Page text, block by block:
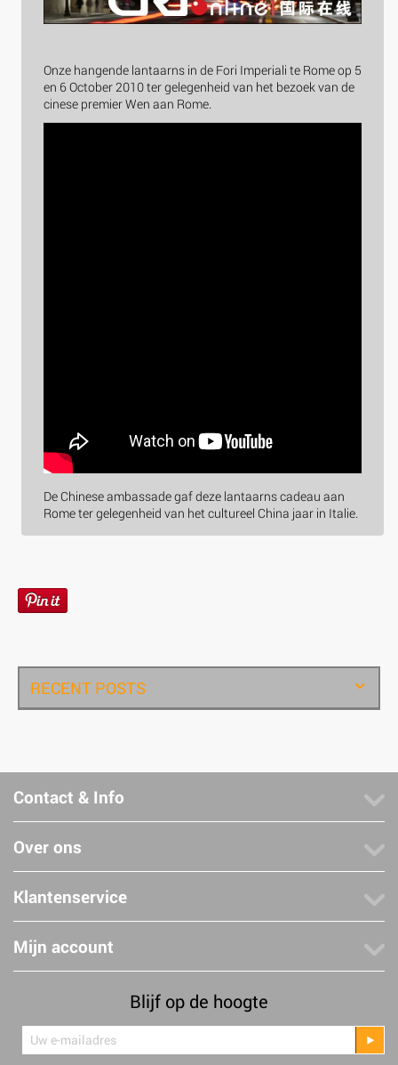
Onze hangende lantaarns in de Fori Imperiali te Rome op 5
en 6 October 2010 ter gelegenheid van het bezoek van de
cinese premier Wen aan Rome.
De Chinese ambassade gaf deze lantaarns cadeau aan
Rome ter gelegenheid van het cultureel China jaar in Italie.
RECENT POSTS
Contact & Info
Over ons
Klantenservice
Mijn account
Blijf op de hoogte